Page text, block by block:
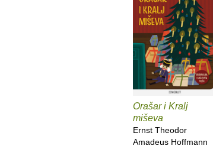
Orašar i Kralj
miševa
Ernst Theodor
Amadeus Hoffmann